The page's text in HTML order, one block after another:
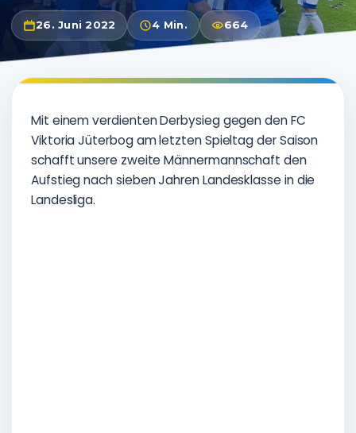
26. Juni 2022 4 Min. 664
Mit einem verdienten Derbysieg gegen den FC
Viktoria Jüterbog am letzten Spieltag der Saison
schafft unsere zweite Männermannschaft den
Aufstieg nach sieben Jahren Landesklasse in die
Landesliga.